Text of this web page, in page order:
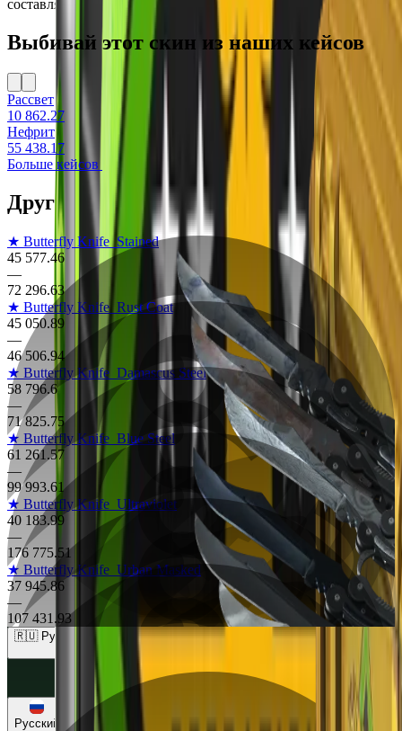
составляет всего 0.64%.
Выбивай этот скин из наших кейсов
Рассвет
10 862.27
Нефрит
55 438.17
Больше кейсов
Другие скины на Butterfly Knife
★ Butterfly KnifeStained
45 577.46
—
72 296.63
★ Butterfly Knife Rust Coat
45 050.89
—
46 506.94
★ Butterfly Knife Damascus Steel
58 796.6
—
71 825.75
★ Butterfly Knife Blue Steel
61 261.57
—
99 993.61
★ Butterfly Knife Ultraviolet
40 183.99
—
176 775.51
★ Butterfly Knife Urban Masked
37 945.86
—
107 431.93
🇷🇺 Рубли (RUB)
🇺🇸 Доллары (USD) 🇪🇺 Евро (EUR)
🇺🇦 Гривны (UAH)
Русский